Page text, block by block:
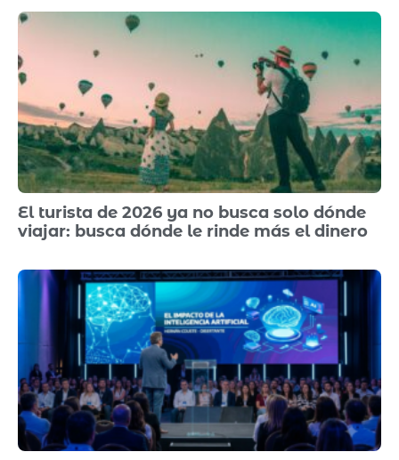
El turista de 2026 ya no busca solo dónde
viajar: busca dónde le rinde más el dinero